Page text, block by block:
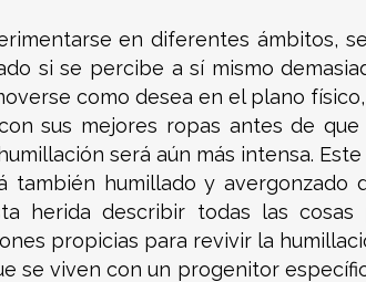
en diferentes ámbitos,
si se percibe a sí mismo
como desea en el plano
sus mejores ropas antes de
será aún más intensa.
también humillado y avergonzado
herida describir todas las
propicias para revivir la
se viven con un progenitor